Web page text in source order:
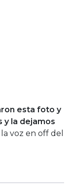
esta foto y
y la dejamos
voz en off del